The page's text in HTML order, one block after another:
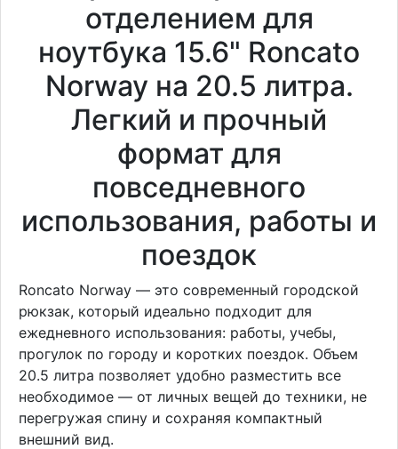
отделением для
ноутбука 15.6" Roncato
Norway на 20.5 литра.
Легкий и прочный
формат для
повседневного
использования, работы и
поездок
Roncato Norway — это современный городской
рюкзак, который идеально подходит для
ежедневного использования: работы, учебы,
прогулок по городу и коротких поездок. Объем
20.5 литра позволяет удобно разместить все
необходимое — от личных вещей до техники, не
перегружая спину и сохраняя компактный
внешний вид.